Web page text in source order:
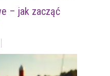
– jak zacząć